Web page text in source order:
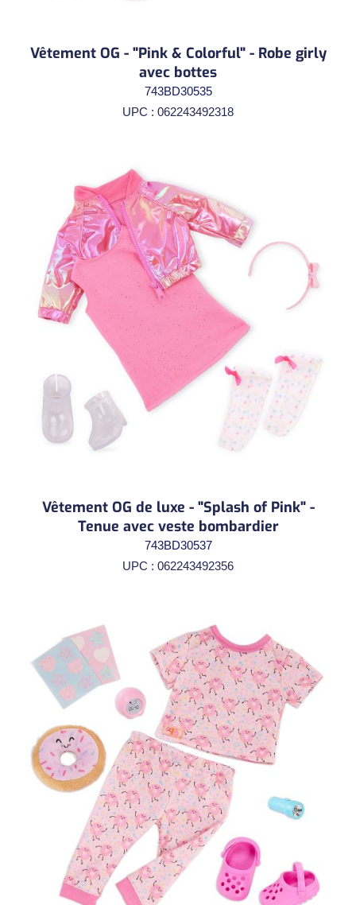
Vêtement OG - "Pink & Colorful" - Robe girly
avec bottes
743BD30535
UPC : 062243492318
Vêtement OG de luxe - "Splash of Pink" -
Tenue avec veste bombardier
743BD30537
UPC : 062243492356